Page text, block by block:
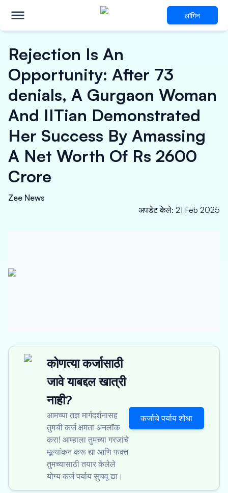
लॉगिन
Rejection Is An
Opportunity: After 73
denials, A Gurgaon Woman
And IITian Demonstrated
Her Success By Amassing
A Net Worth Of Rs 2600
Crore
Zee News
अपडेट केले: 21 Feb 2025
कोणत्या कर्जासाठी
जावे याबद्दल खात्री
नाही?
आमच्या तज्ञ मार्गदर्शनासह
तुमची कर्ज क्षमता अनलॉक
करा! आम्हाला तुमच्या गरजांचे
मूल्यांकन करू द्या आणि फक्त
तुमच्यासाठी तयार केलेले
योग्य कर्ज पर्याय सुचवू द्या।
कर्जाचे पर्याय शोधा